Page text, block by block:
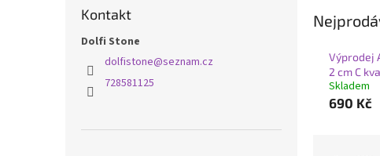
Kontakt
Dolfi Stone
dolfistone@seznam.cz
728581125
Výprodej
2 cm C
Skladem
690 Kč